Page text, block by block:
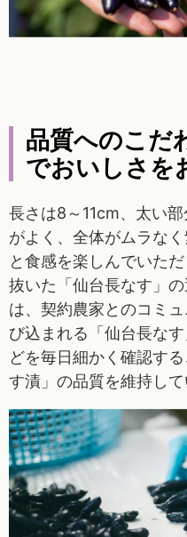
品質へのこだ
でおいしさを
長さは8～11cm、太い
がよく、全体がムラな
と食感を楽しんでいた
抜いた「仙台長なす」
は、契約農家とのコミ
び込まれる「仙台長な
どを毎日細かく確認す
す漬」の品質を維持して